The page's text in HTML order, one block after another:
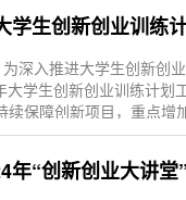
学生创新创业训练
深入推进大学生创新创
大学生创新创业训练计
续保障创新项目，重点增
年“创新创业大讲堂